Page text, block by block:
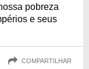
pobreza
e seus
COMPARTILHAR